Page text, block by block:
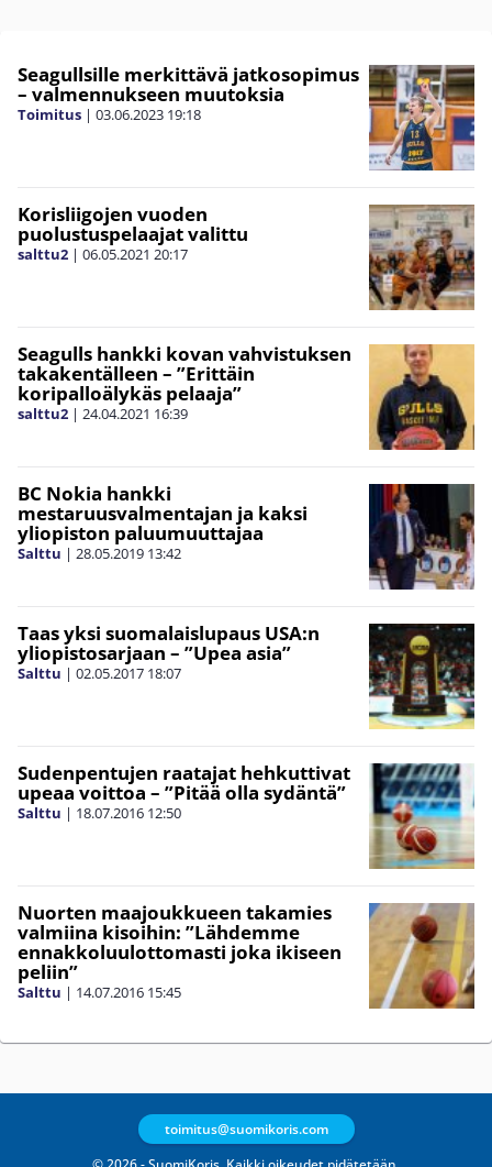
Seagullsille merkittävä jatkosopimus
– valmennukseen muutoksia
Toimitus | 03.06.2023 19:18
Korisliigojen vuoden
puolustuspelaajat valittu
salttu2 | 06.05.2021 20:17
Seagulls hankki kovan vahvistuksen
takakentälleen – ”Erittäin
koripalloälykäs pelaaja”
salttu2 | 24.04.2021 16:39
BC Nokia hankki
mestaruusvalmentajan ja kaksi
yliopiston paluumuuttajaa
Salttu | 28.05.2019 13:42
Taas yksi suomalaislupaus USA:n
yliopistosarjaan – ”Upea asia”
Salttu | 02.05.2017 18:07
Sudenpentujen raatajat hehkuttivat
upeaa voittoa – ”Pitää olla sydäntä”
Salttu | 18.07.2016 12:50
Nuorten maajoukkueen takamies
valmiina kisoihin: ”Lähdemme
ennakkoluulottomasti joka ikiseen
peliin”
Salttu | 14.07.2016 15:45
toimitus@suomikoris.com